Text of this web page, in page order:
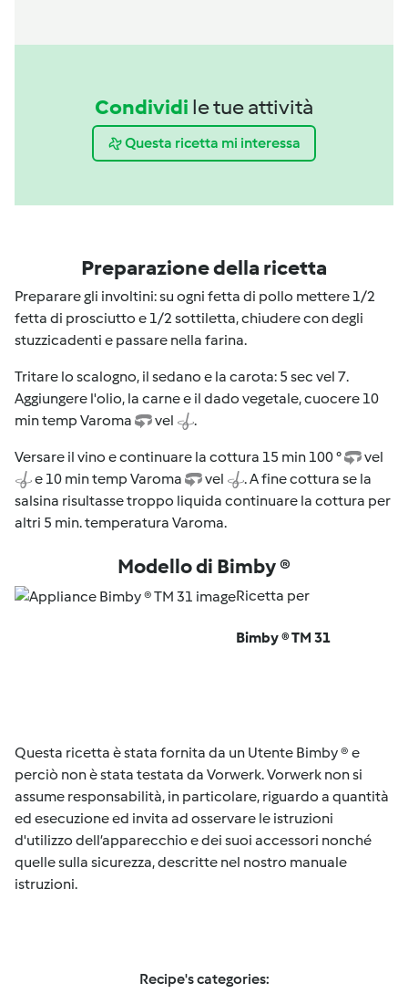
Condividi le tue attività
Questa ricetta mi interessa
Preparazione della ricetta
Preparare gli involtini: su ogni fetta di pollo mettere 1/2
fetta di prosciutto e 1/2 sottiletta, chiudere con degli
stuzzicadenti e passare nella farina.
Tritare lo scalogno, il sedano e la carota: 5 sec vel 7.
Aggiungere l'olio, la carne e il dado vegetale, cuocere 10
min temp Varoma
vel .
Versare il vino e continuare la cottura 15 min 100 °
vel
e 10 min temp Varoma
vel
. A fine cottura se la
salsina risultasse troppo liquida continuare la cottura per
altri 5 min. temperatura Varoma.
Modello di Bimby ®
Ricetta per
Bimby ® TM 31
Questa ricetta è stata fornita da un Utente Bimby ® e
perciò non è stata testata da Vorwerk. Vorwerk non si
assume responsabilità, in particolare, riguardo a quantità
ed esecuzione ed invita ad osservare le istruzioni
d'utilizzo dell’apparecchio e dei suoi accessori nonché
quelle sulla sicurezza, descritte nel nostro manuale
istruzioni.
Recipe's categories: